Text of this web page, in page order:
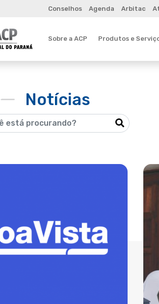
Conselhos Agenda Arbitac
Sobre a ACP Produtos e
Notícias